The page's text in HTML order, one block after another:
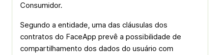
Consumidor.
Segundo a entidade, uma das cláusulas dos
contratos do FaceApp prevê a possibilidade de
compartilhamento dos dados do usuário com